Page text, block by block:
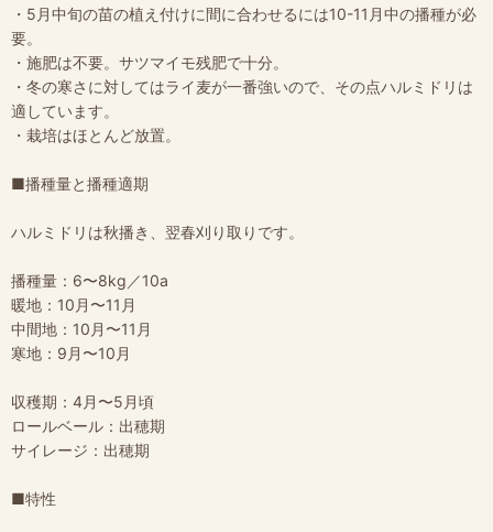
・5月中旬の苗の植え付けに間に合わせるには10-11月中の播種が必
要。
・施肥は不要。サツマイモ残肥で十分。
・冬の寒さに対してはライ麦が一番強いので、その点ハルミドリは
適しています。
・栽培はほとんど放置。
■播種量と播種適期
ハルミドリは秋播き、翌春刈り取りです。
播種量：6〜8kg／10a
暖地：10月〜11月
中間地：10月〜11月
寒地：9月〜10月
収穫期：4月〜5月頃
ロールベール：出穂期
サイレージ：出穂期
■特性